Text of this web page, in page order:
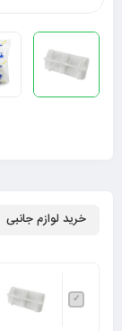
خرید لوازم جانبی